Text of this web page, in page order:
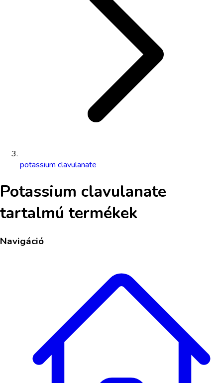
potassium clavulanate
Potassium clavulanate
tartalmú termékek
Navigáció